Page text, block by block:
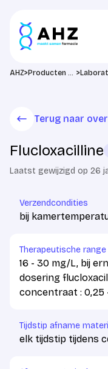
AHZ> Producten & diensten >
Terug naar
Flucloxacilline
Laatst gewijzigd op 26
Verzendcondities
bij
Therapeutische range
16 - 30 mg/L, bij
dosering
concentraat : 0,25
Tijdstip afname
elk tijdstip tijdens